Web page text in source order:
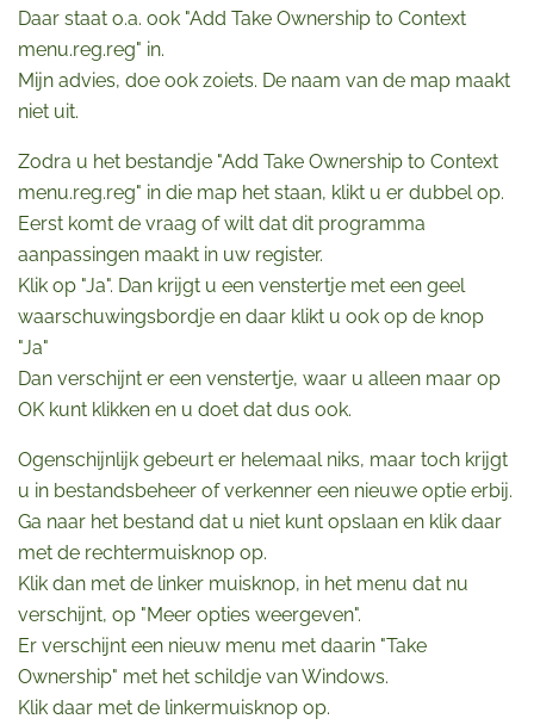
Daar staat o.a. ook "Add Take Ownership to Context
menu.reg.reg" in.
Mijn advies, doe ook zoiets. De naam van de map maakt
niet uit.
Zodra u het bestandje "Add Take Ownership to Context
menu.reg.reg" in die map het staan, klikt u er dubbel op.
Eerst komt de vraag of wilt dat dit programma
aanpassingen maakt in uw register.
Klik op "Ja". Dan krijgt u een venstertje met een geel
waarschuwingsbordje en daar klikt u ook op de knop
"Ja"
Dan verschijnt er een venstertje, waar u alleen maar op
OK kunt klikken en u doet dat dus ook.
Ogenschijnlijk gebeurt er helemaal niks, maar toch krijgt
u in bestandsbeheer of verkenner een nieuwe optie erbij.
Ga naar het bestand dat u niet kunt opslaan en klik daar
met de rechtermuisknop op.
Klik dan met de linker muisknop, in het menu dat nu
verschijnt, op "Meer opties weergeven".
Er verschijnt een nieuw menu met daarin "Take
Ownership" met het schildje van Windows.
Klik daar met de linkermuisknop op.